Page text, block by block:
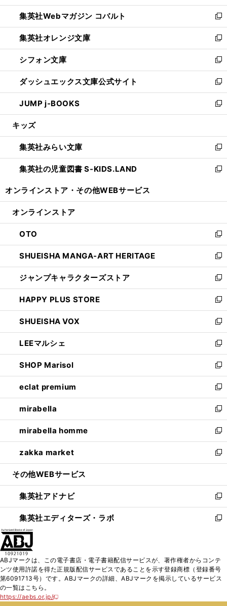
開
く
ウ
で
開
く
ン
ド
ウ
で
開
く
ウ
ィ
ン
ド
ウ
で
開
く
集英社Webマガジン コバルト
新
し
い
ウ
ィ
ン
ド
ウ
で
開
集英社オレンジ文庫
新
し
い
ウ
ィ
ン
ド
ウ
開
く
シフォン文庫
新
し
い
ウ
ィ
ン
ウ
で
開
く
ダッシュエックス文庫公式サイト
新
し
い
ウ
ン
ド
ウ
で
JUMP j-BOOKS
新
し
ウ
ィ
ン
ド
開
キッズ
集英社みらい文庫
新
し
い
ン
ウ
で
開
く
集英社の児童図書 S-KIDS.LAND
新
ウ
ン
ド
ウ
で
開
く
オンラインストア・ その他WEBサービス
オンラインストア
OTO
新
し
い
ウ
ィ
ン
ド
ウ
で
開
く
SHUEISHA MANGA-ART HERITAGE
新
し
い
ウ
ィ
ン
ド
ウ
で
開
く
ジャンプキャラクターズストア
新
し
い
ウ
ィ
ン
ド
ウ
で
開
く
HAPPY PLUS STORE
新
し
い
ウ
ィ
ン
ド
ウ
で
開
く
SHUEISHA VOX
新
し
い
ウ
ィ
ン
ド
ウ
で
開
く
LEEマルシェ
新
し
い
ウ
ィ
ン
ド
ウ
で
開
く
SHOP Marisol
新
し
い
ウ
ィ
ン
ド
ウ
で
開
eclat premium
新
し
い
ウ
ィ
ン
ド
ウ
開
く
mirabella
新
し
い
ウ
ィ
ン
ウ
で
開
く
mirabella homme
新
し
い
ウ
ン
ド
ウ
で
zakka market
新
し
ウ
ィ
ン
ド
く
その他WEBサービス
集英社アドナビ
新
し
い
ド
ウ
で
集英社エディターズ・ラボ
新
ィ
ン
ド
ABJマークは、この電子書店・電子書籍配信サービスが、著作権者からコンテ
ンツ使用許諾を得た正規版配信サービスであることを示す登録商標（登録番号
第6091713号）です。ABJマークの詳細、ABJマークを掲示しているサービス
の一覧はこちら。
https://aebs.or.jp/
新